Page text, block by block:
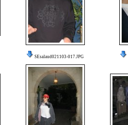
SEsalaud021103-017.JPG